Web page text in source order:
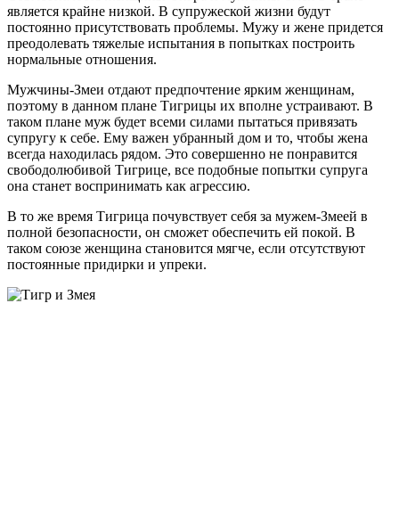
является крайне низкой. В супружеской жизни будут
постоянно присутствовать проблемы. Мужу и жене придется
преодолевать тяжелые испытания в попытках построить
нормальные отношения.
Мужчины-Змеи отдают предпочтение ярким женщинам,
поэтому в данном плане Тигрицы их вполне устраивают. В
таком плане муж будет всеми силами пытаться привязать
супругу к себе. Ему важен убранный дом и то, чтобы жена
всегда находилась рядом. Это совершенно не понравится
свободолюбивой Тигрице, все подобные попытки супруга
она станет воспринимать как агрессию.
В то же время Тигрица почувствует себя за мужем-Змеей в
полной безопасности, он сможет обеспечить ей покой. В
таком союзе женщина становится мягче, если отсутствуют
постоянные придирки и упреки.